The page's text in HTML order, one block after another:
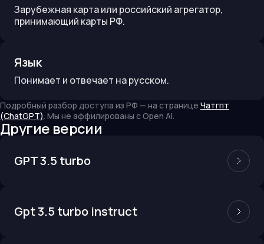
Зарубежная карта или российский агрегатор,
принимающий карты РФ.
Язык
Понимает и отвечает на русском.
Подробный разбор доступа из РФ — на странице Чатгпт
(ChatGPT). Мы не аффилированы с Open AI.
Другие версии
GPT 3.5 turbo
Gpt 3.5 turbo instruct